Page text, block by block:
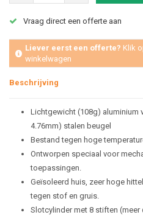
Vraag direct een offerte aan
Liever eerst een offerte? Klik
winkelwagen
Beschrijving
Lichtgewicht (108g) aluminium
4.76mm) stalen beugel
Bestand tegen hoge
Ontworpen speciaal voor
toepassingen.
Geïsoleerd huis, zeer hoge
tegen stof en gruis.
Slotcylinder met 8 stiften (meer